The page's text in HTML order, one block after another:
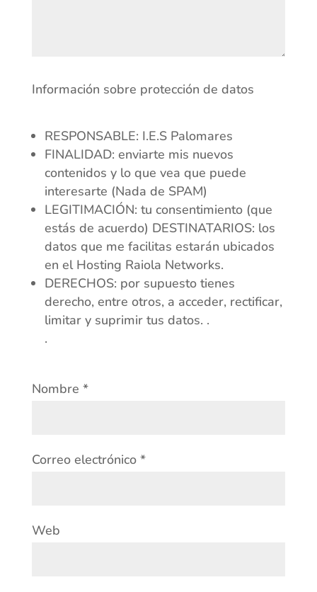
Información sobre protección de datos
RESPONSABLE: I.E.S Palomares
FINALIDAD: enviarte mis nuevos
contenidos y lo que vea que puede
interesarte (Nada de SPAM)
LEGITIMACIÓN: tu consentimiento (que
estás de acuerdo) DESTINATARIOS: los
datos que me facilitas estarán ubicados
en el Hosting Raiola Networks.
DERECHOS: por supuesto tienes
derecho, entre otros, a acceder, rectificar,
limitar y suprimir tus datos. .
.
Nombre *
Correo electrónico *
Web